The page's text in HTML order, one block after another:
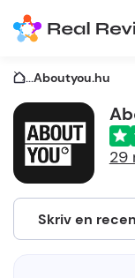
...Aboutyou.hu
29
Skriv en